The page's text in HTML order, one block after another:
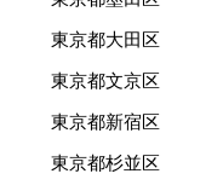
東京都大田区
東京都文京区
東京都新宿区
東京都杉並区